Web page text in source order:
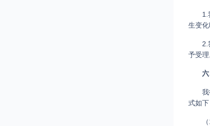
1.
生变化
2.
予受理
式如下